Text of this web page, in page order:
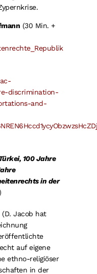
(30 Min. +
discrimination-
and-
100 Jahre
in der
(D. Jacob hat
auf eigene
ethno-religiöser
in der